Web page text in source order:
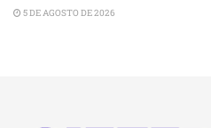
5 DE AGOSTO DE 2026